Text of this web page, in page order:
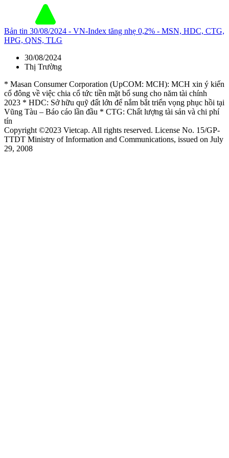
Bản tin 30/08/2024 - VN-Index tăng nhẹ 0,2% - MSN, HDC, CTG,
HPG, QNS, TLG
30/08/2024
Thị Trường
* Masan Consumer Corporation (UpCOM: MCH): MCH xin ý kiến
cổ đông về việc chia cổ tức tiền mặt bổ sung cho năm tài chính
2023 * HDC: Sở hữu quỹ đất lớn để nắm bắt triển vọng phục hồi tại
Vũng Tàu – Báo cáo lần đầu * CTG: Chất lượng tài sản và chi phí
tín
Copyright ©2023 Vietcap. All rights reserved. License No. 15/GP-
TTDT Ministry of Information and Communications, issued on July
29, 2008